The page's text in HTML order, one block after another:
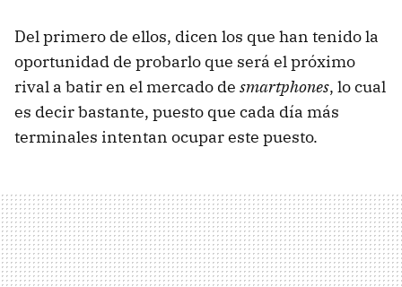
Del primero de ellos, dicen los que han tenido la
oportunidad de probarlo que será el próximo
rival a batir en el mercado de smartphones, lo cual
es decir bastante, puesto que cada día más
terminales intentan ocupar este puesto.